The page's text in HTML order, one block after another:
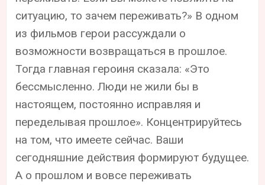
ситуацию, то зачем переживать?» В одном
из фильмов герои рассуждали о
возможности возвращаться в прошлое.
Тогда главная героиня сказала: «Это
бессмысленно. Люди не жили бы в
настоящем, постоянно исправляя и
переделывая прошлое». Концентрируйтесь
на том, что имеете сейчас. Ваши
сегодняшние действия формируют будущее.
А о прошлом и вовсе переживать